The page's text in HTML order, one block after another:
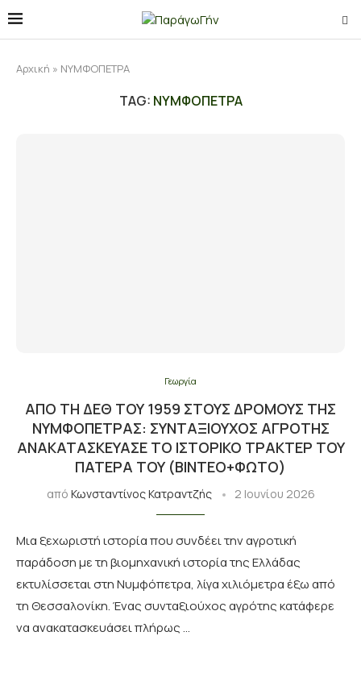
Αρχική » ΝΥΜΦΟΠΕΤΡΑ
TAG: ΝΥΜΦΟΠΕΤΡΑ
Γεωργία
ΑΠΌ ΤΗ ΔΕΘ ΤΟΥ 1959 ΣΤΟΥΣ ΔΡΌΜΟΥΣ ΤΗΣ
ΝΥΜΦΌΠΕΤΡΑΣ: ΣΥΝΤΑΞΙΟΎΧΟΣ ΑΓΡΌΤΗΣ
ΑΝΑΚΑΤΑΣΚΕΎΑΣΕ ΤΟ ΙΣΤΟΡΙΚΌ ΤΡΑΚΤΈΡ ΤΟΥ
ΠΑΤΈΡΑ ΤΟΥ (ΒΙΝΤΕΟ+ΦΩΤΟ)
από Κωνσταντίνος Κατραντζής 2 Ιουνίου 2026
Μια ξεχωριστή ιστορία που συνδέει την αγροτική
παράδοση με τη βιομηχανική ιστορία της Ελλάδας
εκτυλίσσεται στη Νυμφόπετρα, λίγα χιλιόμετρα έξω από
τη Θεσσαλονίκη. Ένας συνταξιούχος αγρότης κατάφερε
να ανακατασκευάσει πλήρως …